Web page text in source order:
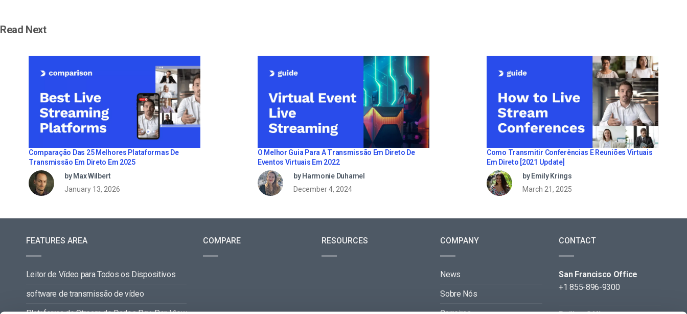
Read Next
Comparação Das 25 Melhores Plataformas De
Transmissão Em Direto Em 2025
by Max Wilbert
January 13, 2026
O Melhor Guia Para A Transmissão Em Direto De
Eventos Virtuais Em 2022
by Harmonie Duhamel
December 4, 2024
Como Transmitir Conferências E Reuniões Virtuais
Em Direto [2021 Update]
by Emily Krings
March 21, 2025
FEATURES AREA
Leitor de Vídeo para Todos os Dispositivos
software de transmissão de vídeo
COMPARE RESOURCES COMPANY
News
Sobre Nós
CONTACT
San Francisco Office
+1 855-896-9300